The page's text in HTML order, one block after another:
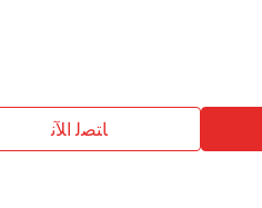
ﺎﺘﺼﻟ ﺍﻶﻧ